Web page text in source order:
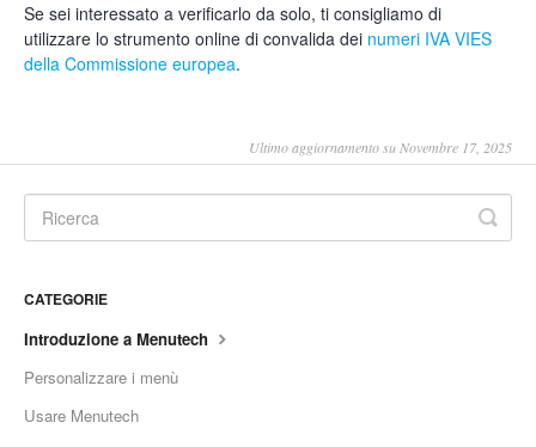
Se sei interessato a verificarlo da solo, ti consigliamo di
utilizzare lo strumento online di convalida dei numeri IVA VIES
della Commissione europea.
Ultimo aggiornamento su Novembre 17, 2025
CATEGORIE
Introduzione a Menutech
Personalizzare i menù
Usare Menutech